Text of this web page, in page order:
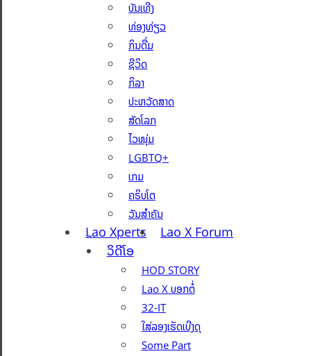
ບັນເທີງ
ທ່ອງທ່ຽວ
ກິນດື່ມ
ຊີວິດ
ກິລາ
ປະຫວັດສາດ
ສັດໂລກ
ໄວໜຸ່ມ
LGBTQ+
ເກມ
ຄຣິບໂຕ
ວັນສຳຄັນ
Lao Xperts
Lao X Forum
ວິດີໂອ
HOD STORY
Lao X ບອກຕໍ່
32-IT
ໃສ່ລອງເຮັດເບີງດຸ
Some Part